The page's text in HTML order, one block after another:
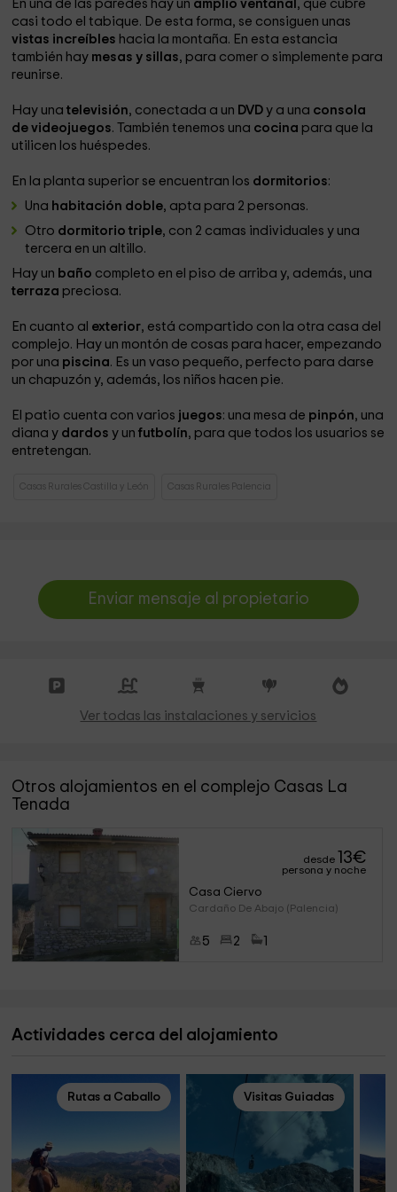
En una de las paredes hay un amplio ventanal , que cubre
casi todo el tabique. De esta forma, se consiguen unas
vistas increíbles hacia la montaña. En esta estancia
también hay mesas y sillas, para comer o simplemente para
reunirse.
Hay unatelevisión, conectada a un DVDy a una consola
de videojuegos. También tenemos una cocina para que la
utilicen los huéspedes.
En la planta superior se encuentran los dormitorios:
Una habitación doble, apta para 2 personas.
Otro dormitorio triple, con 2 camas individuales y una
tercera en un altillo.
Hay un baño completo en el piso de arriba y, además, una
terraza preciosa.
En cuanto al exterior, está compartido con la otra casa del
complejo. Hay un montón de cosas para hacer, empezando
por una piscina. Es un vaso pequeño, perfecto para darse
un chapuzón y, además, los niños hacen pie.
El patio cuenta con varios juegos: una mesa de pinpón, una
diana y dardosy unfutbolín, para que todos los usuarios se
entretengan.
Casas Rurales Castilla y León Casas Rurales Palencia
Enviar mensaje al propietario
Ver todas las instalaciones y servicios
Otros alojamientos en el complejo Casas La
Tenada
desde 13€
persona y noche
Casa Ciervo
Cardaño De Abajo (Palencia)
5 2
Actividades cerca del alojamiento
Rutas a Caballo Visitas Guiadas